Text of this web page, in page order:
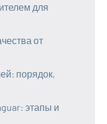
для
от
порядок,
этапы и